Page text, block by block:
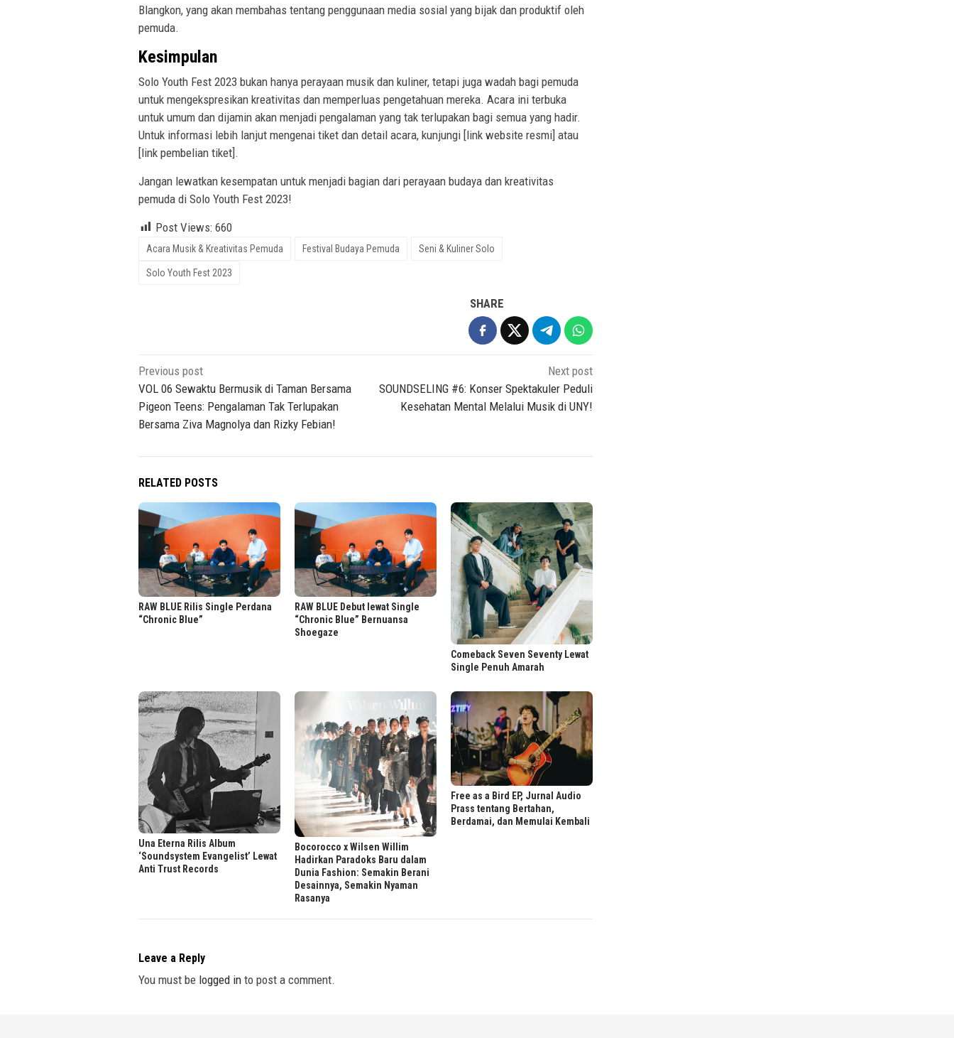
Blangkon, yang akan membahas tentang penggunaan media sosial yang bijak dan produktif oleh
pemuda.
Kesimpulan
Solo Youth Fest 2023 bukan hanya perayaan musik dan kuliner, tetapi juga wadah bagi pemuda
untuk mengekspresikan kreativitas dan memperluas pengetahuan mereka. Acara ini terbuka
untuk umum dan dijamin akan menjadi pengalaman yang tak terlupakan bagi semua yang hadir.
Untuk informasi lebih lanjut mengenai tiket dan detail acara, kunjungi [link website resmi] atau
[link pembelian tiket].
Jangan lewatkan kesempatan untuk menjadi bagian dari perayaan budaya dan kreativitas
pemuda di Solo Youth Fest 2023!
Post Views: 660
Acara Musik & Kreativitas Pemuda Festival Budaya Pemuda Seni & Kuliner Solo
Solo Youth Fest 2023
SHARE
Post
navigation
Previous post
VOL 06 Sewaktu Bermusik di Taman Bersama
Pigeon Teens: Pengalaman Tak Terlupakan
Bersama Ziva Magnolya dan Rizky Febian!
Next post
SOUNDSELING #6: Konser Spektakuler Peduli
Kesehatan Mental Melalui Musik di UNY!
RELATED POSTS
RAW BLUE Rilis Single Perdana
“Chronic Blue”
RAW BLUE Debut lewat Single
“Chronic Blue” Bernuansa
Shoegaze
Comeback Seven Seventy Lewat
Single Penuh Amarah
Una Eterna Rilis Album
‘Soundsystem Evangelist’ Lewat
Anti Trust Records
Bocorocco x Wilsen Willim
Hadirkan Paradoks Baru dalam
Dunia Fashion: Semakin Berani
Desainnya, Semakin Nyaman
Rasanya
Free as a Bird EP, Jurnal Audio
Prass tentang Bertahan,
Berdamai, dan Memulai Kembali
Leave a Reply
You must be logged in to post a comment.